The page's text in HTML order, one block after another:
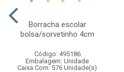
Borracha escolar
bolsa/sorvetinho 4cm
Código: 495186
Embalagem: Unidade
Caixa Com: 576 Unidade(s)